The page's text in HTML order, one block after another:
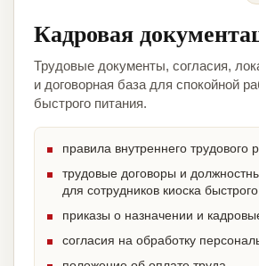
Кадровая
Трудовые документы, согласия,
и договорная база для спокойной
быстрого питания.
правила внутреннего трудового
трудовые договоры и
для сотрудников киоска
приказы о назначении и
согласия на обработку